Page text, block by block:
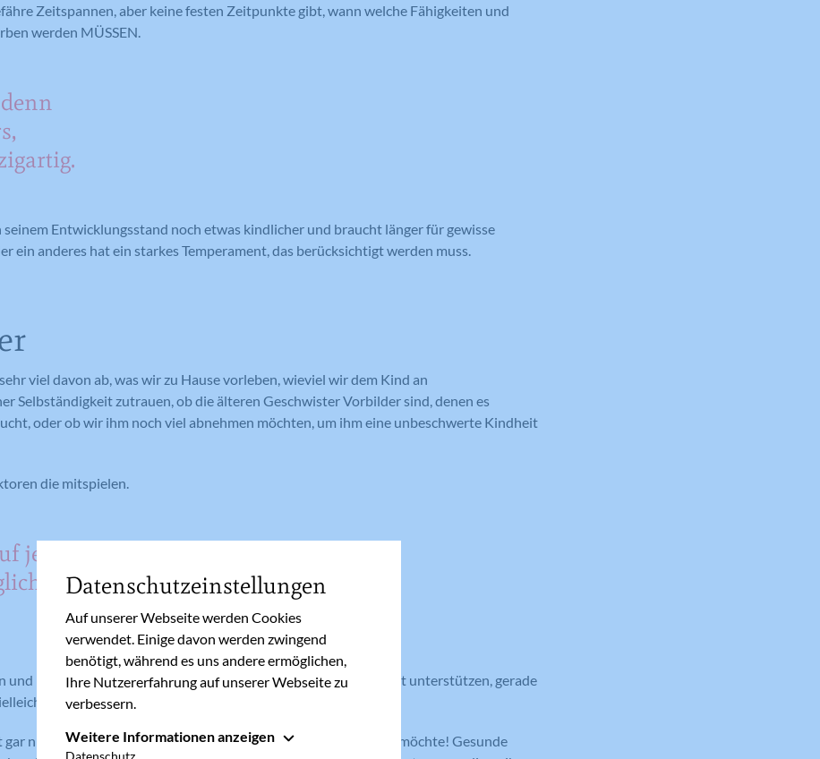
Zeitspannen, aber keine festen Zeitpunkte gibt, wann welche Fähigkeiten und
werden MÜSSEN.
seinem Entwicklungsstand noch etwas kindlicher und braucht länger für gewisse
ein anderes hat ein starkes Temperament, das berücksichtigt werden muss.
viel davon ab, was wir zu Hause vorleben, wieviel wir dem Kind an
Selbständigkeit zutrauen, ob die älteren Geschwister Vorbilder sind, denen es
oder ob wir ihm noch viel abnehmen möchten, um ihm eine unbeschwerte Kindheit
die mitspielen.
jedes
und ihm die Sicherheit zu vermitteln, dass wir es bei jedem Schritt unterstützen, gerade
mache Dinge schwerfallen.
gar nicht so schwer und kompliziert, wie man vielleicht erwarten möchte! Gesunde
Datenschutzeinstellungen
Auf unserer Webseite werden Cookies
verwendet. Einige davon werden zwingend
benötigt, während es uns andere ermöglichen,
Ihre Nutzererfahrung auf unserer Webseite zu
verbessern.
Essenziell
Weitere Informationen anzeigen
Datenschutz